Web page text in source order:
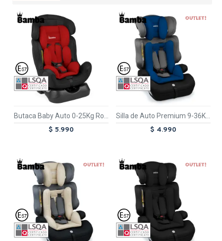
TEXTTRAN
TEX
$ 5.990
OUT
TEXTTRAN
TEX
Silla de Auto Premium 9-36Kg Azul Oceano
$ 4.990
OUT
TEXTTRAN
TEX
OUT
TEXTTRAN
TEX